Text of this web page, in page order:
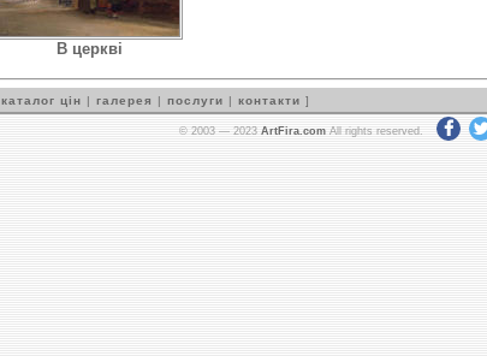
В церкві
каталог цін | галерея | послуги | контакти ]
© 2003 — 2023 ArtFira.com All rights reserved.